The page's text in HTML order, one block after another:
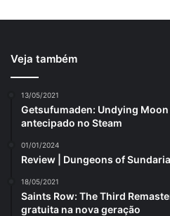
Veja também
13/05/2021
Getsufumaden: Undying
antecipado no Steam
01/01/2024
Review | Dungeons of
18/05/2021
Saints Row: The Third
gratuita na nova geração